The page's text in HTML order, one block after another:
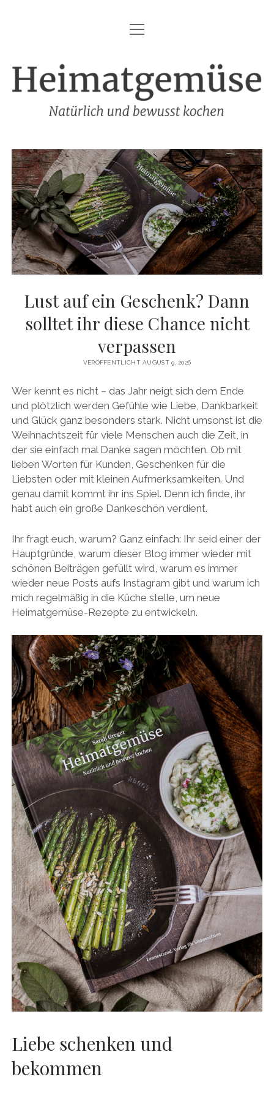
HEIMATGEMÜSE
DAS KOCHBUCH
FOODFOTOGRAFIE
KONTAKT
REZEPTE
IMPRESSUM
DATENSCHUTZ
facebook
pinterestinstagram
amazon
E-
Mail
Menü
öffnen
Heimatgemüse
Lust auf ein Geschenk? Dann
solltet ihr diese Chance nicht
verpassen
VERÖFFENTLICHT AUGUST 9, 2026
Wer kennt es nicht – das Jahr neigt sich dem Ende
und plötzlich werden Gefühle wie Liebe, Dankbarkeit
und Glück ganz besonders stark. Nicht umsonst ist die
Weihnachtszeit für viele Menschen auch die Zeit, in
der sie einfach mal Danke sagen möchten. Ob mit
lieben Worten für Kunden, Geschenken für die
Liebsten oder mit kleinen Aufmerksamkeiten. Und
genau damit kommt ihr ins Spiel. Denn ich finde, ihr
habt auch ein große Dankeschön verdient.
Ihr fragt euch, warum? Ganz einfach: Ihr seid einer der
Hauptgründe, warum dieser Blog immer wieder mit
schönen Beiträgen gefüllt wird, warum es immer
wieder neue Posts aufs Instagram gibt und warum ich
mich regelmäßig in die Küche stelle, um neue
Heimatgemüse-Rezepte zu entwickeln.
Liebe schenken und
bekommen